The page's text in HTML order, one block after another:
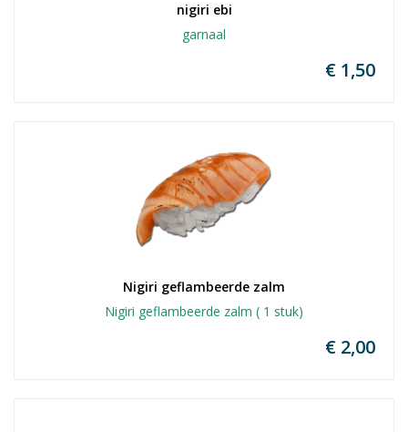
nigiri ebi
garnaal
€ 1,50
Nigiri geflambeerde zalm
Nigiri geflambeerde zalm ( 1 stuk)
€ 2,00